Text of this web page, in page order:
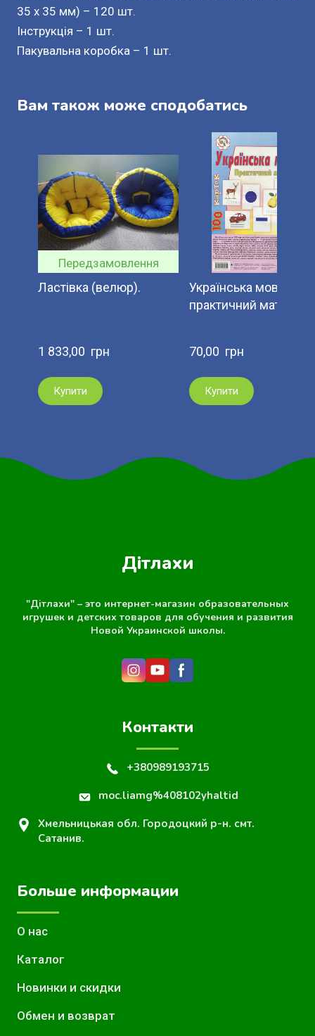
35 x 35 мм) – 120 шт.
Інструкція – 1 шт.
Пакувальна коробка – 1 шт.
Вам також може сподобатись
Передзамовлення
Ластівка (велюр).
1 833,00  грн
Купити
Українська мова
практичний матеріал.
70,00  грн
Купити
Дітлахи
"Дітлахи" – это интернет-магазин образовательных
игрушек и детских товаров для обучения и развития
Новой Украинской школы.
Контакти
+380989193715
moc.liamg%408102yhaltid
Хмельницькая обл. Городоцкий р-н. смт.
Сатанив.
Больше информации
О нас
Каталог
Новинки и скидки
Обмен и возврат